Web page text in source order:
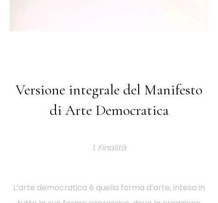
Versione integrale del Manifesto
di Arte Democratica
1. Finalità
L’arte democratica è quella forma d’arte, intesa in